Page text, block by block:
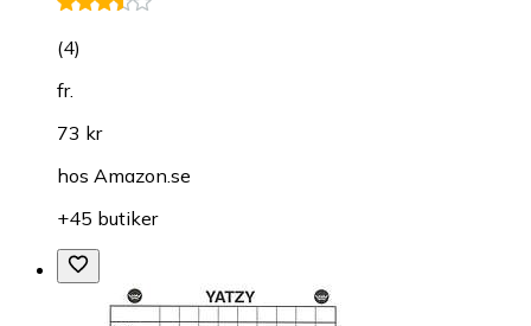
(4)
fr.
73 kr
hos Amazon.se
+45 butiker